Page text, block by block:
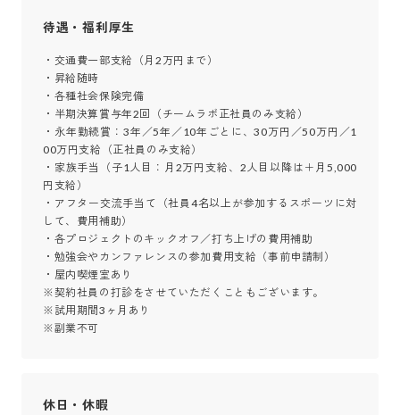
待遇・福利厚生
・交通費一部支給（月2万円まで）
・昇給随時
・各種社会保険完備
・半期決算賞与年2回（チームラボ正社員のみ支給）
・永年勤続賞：3年／5年／10年ごとに、30万円／50万円／1
00万円支給（正社員のみ支給）
・家族手当（子1人目：月2万円支給、2人目以降は＋月5,000
円支給）
・アフター交流手当て（社員4名以上が参加するスポーツに対
して、費用補助）
・各プロジェクトのキックオフ／打ち上げの費用補助
・勉強会やカンファレンスの参加費用支給（事前申請制）
・屋内喫煙室あり
※契約社員の打診をさせていただくこともございます。
※試用期間3ヶ月あり
※副業不可
休日・休暇